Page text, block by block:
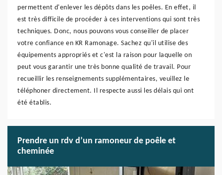
permettent d'enlever les dépôts dans les poêles. En effet, il
est très difficile de procéder à ces interventions qui sont très
techniques. Donc, nous pouvons vous conseiller de placer
votre confiance en KR Ramonage. Sachez qu'il utilise des
équipements appropriés et c'est la raison pour laquelle on
peut vous garantir une très bonne qualité de travail. Pour
recueillir les renseignements supplémentaires, veuillez le
téléphoner directement. Il respecte aussi les délais qui ont
été établis.
Prendre un rdv d’un ramoneur de poêle et
cheminée